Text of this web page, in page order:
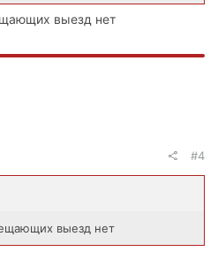
выезд нет
#4
выезд нет